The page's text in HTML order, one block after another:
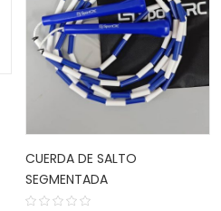
$5.000.
es: $2.990.
CUERDA DE SALTO
SEGMENTADA